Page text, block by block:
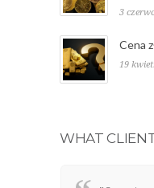
3
Cena
19
WHAT